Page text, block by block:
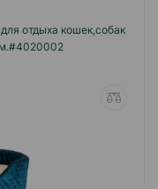
отдыха кошек,собак